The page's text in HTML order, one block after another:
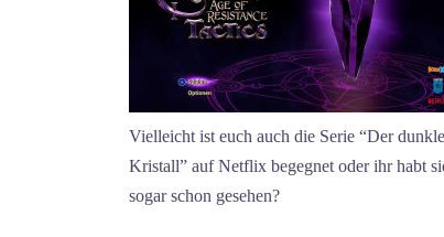
Vielleicht ist euch auch die Serie “Der dunkle
Kristall” auf Netflix begegnet oder ihr habt
sogar schon gesehen?